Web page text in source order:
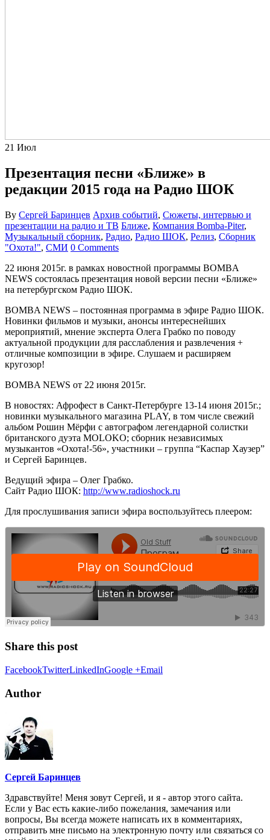
21 Июл
Презентация песни «Ближе» в
редакции 2015 года на Радио ШОК
By Сергей Баринцев Архив событий, Сюжеты, интервью и
презентации на радио и ТВ Ближе, Компания Bomba-Piter,
Музыкальный сборник, Радио, Радио ШОК, Релиз, Сборник
"Охота!", СМИ 0 Comments
22 июня 2015г. в рамках новостной программы BOMBA
NEWS состоялась презентация новой версии песни «Ближе»
на петербургском Радио ШОК.
BOMBA NEWS – постоянная программа в эфире Радио ШОК.
Новинки фильмов и музыки, анонсы интереснейших
мероприятий, мнение эксперта Олега Грабко по поводу
актуальной продукции для расслабления и развлечения +
отличные композиции в эфире. Слушаем и расширяем
кругозор!
BOMBA NEWS от 22 июня 2015г.
В новостях: Афрофест в Санкт-Петербурге 13-14 июня 2015г.;
новинки музыкального магазина PLAY, в том числе свежий
альбом Рошин Мёрфи с автографом легендарной солистки
британского дуэта MOLOKO; сборник независимых
музыкантов «Охота!-56», участники – группа “Каспар Хаузер”
и Сергей Баринцев.
Ведущий эфира – Олег Грабко.
Сайт Радио ШОК: http://www.radioshock.ru
Для прослушивания записи эфира воспользуйтесь плеером:
Share this post
FacebookTwitterLinkedInGoogle +Email
Author
Сергей Баринцев
Здравствуйте! Меня зовут Сергей, и я - автор этого сайта.
Если у Вас есть какие-либо пожелания, замечания или
вопросы, Вы всегда можете написать их в комментариях,
отправить мне письмо на электронную почту или связаться со